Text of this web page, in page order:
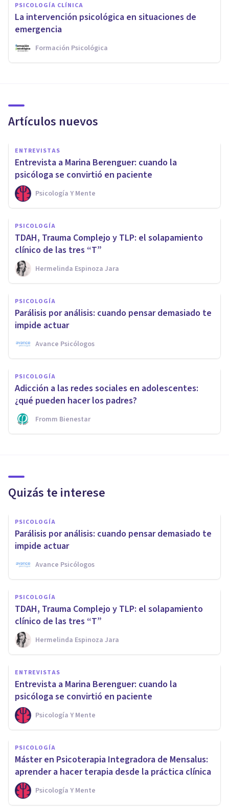
PSICOLOGÍA CLÍNICA
La intervención psicológica en situaciones de
emergencia
Formación Psicológica
Artículos nuevos
ENTREVISTAS
Entrevista a Marina Berenguer: cuando la
psicóloga se convirtió en paciente
Psicología Y Mente
PSICOLOGÍA
TDAH, Trauma Complejo y TLP: el solapamiento
clínico de las tres “T”
Hermelinda Espinoza Jara
PSICOLOGÍA
Parálisis por análisis: cuando pensar demasiado te
impide actuar
Avance Psicólogos
PSICOLOGÍA
Adicción a las redes sociales en adolescentes:
¿qué pueden hacer los padres?
Fromm Bienestar
Quizás te interese
PSICOLOGÍA
Parálisis por análisis: cuando pensar demasiado te
impide actuar
Avance Psicólogos
PSICOLOGÍA
TDAH, Trauma Complejo y TLP: el solapamiento
clínico de las tres “T”
Hermelinda Espinoza Jara
ENTREVISTAS
Entrevista a Marina Berenguer: cuando la
psicóloga se convirtió en paciente
Psicología Y Mente
PSICOLOGÍA
Máster en Psicoterapia Integradora de Mensalus:
aprender a hacer terapia desde la práctica clínica
Psicología Y Mente